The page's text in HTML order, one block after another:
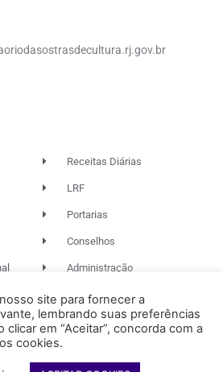
Receitas Diárias
LRF
Portarias
Conselhos
Administração
OS DIREITOS RESERVADOS.
site para fornecer a
lembrando suas preferências
clicar em “Aceitar”, concorda com a
cookies.